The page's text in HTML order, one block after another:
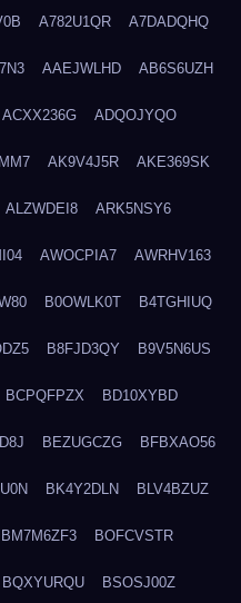
A782U1QR A7DADQHQ
AAEJWLHD AB6S6UZH
ACXX236G ADQOJYQO
AK9V4J5R AKE369SK
ALZWDEI8 ARK5NSY6
AWOCPIA7 AWRHV163
B0OWLK0T B4TGHIUQ
B8FJD3QY B9V5N6US
BCPQFPZX BD10XYBD
BEZUGCZG BFBXAO56
BK4Y2DLN BLV4BZUZ
BM7M6ZF3 BOFCVSTR
BQXYURQU BSOSJ00Z